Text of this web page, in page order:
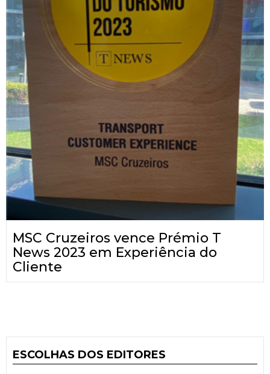
MSC Cruzeiros vence Prémio T
News 2023 em Experiência do
Cliente
ESCOLHAS DOS EDITORES